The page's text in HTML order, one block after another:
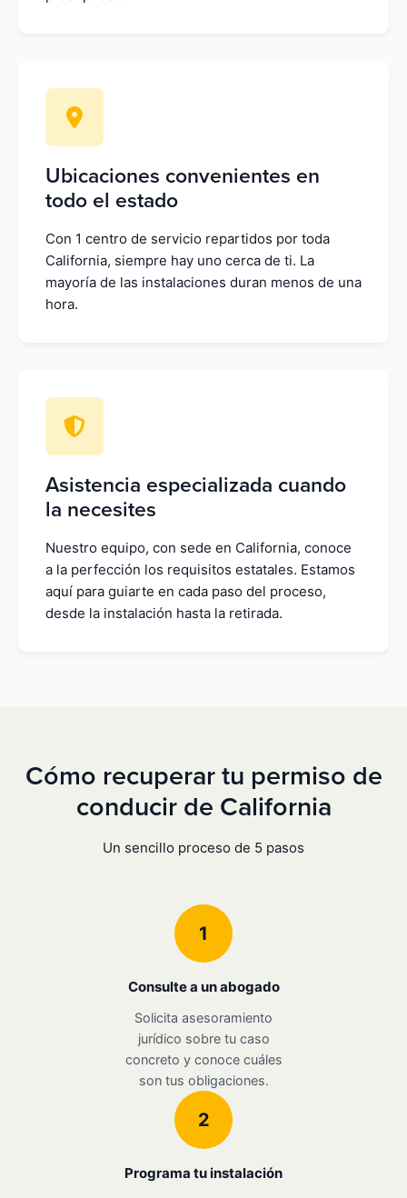
Ubicaciones convenientes en
todo el estado
Con 1 centro de servicio repartidos por toda
California, siempre hay uno cerca de ti. La
mayoría de las instalaciones duran menos de una
hora.
Asistencia especializada cuando
la necesites
Nuestro equipo, con sede en California, conoce
a la perfección los requisitos estatales. Estamos
aquí para guiarte en cada paso del proceso,
desde la instalación hasta la retirada.
Cómo recuperar tu permiso de
conducir de California
Un sencillo proceso de 5 pasos
1
Consulte a un abogado
Solicita asesoramiento
jurídico sobre tu caso
concreto y conoce cuáles
son tus obligaciones.
2
Programa tu instalación